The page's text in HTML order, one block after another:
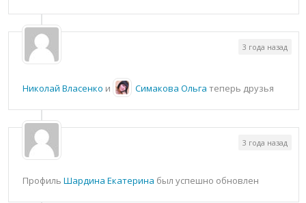
Николай Власенко и Симакова Ольга теперь друзья
3 года назад
Профиль Шардина Екатерина был успешно обновлен
3 года назад